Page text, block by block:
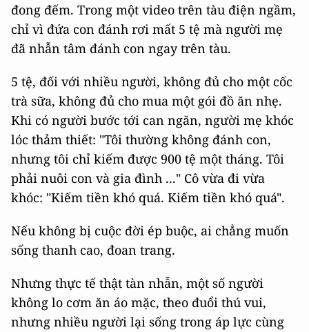
đong đếm. Trong một video trên tàu điện ngầm,
chỉ vì đứa con đánh rơi mất 5 tệ mà người mẹ
đã nhẫn tâm đánh con ngay trên tàu.
5 tệ, đối với nhiều người, không đủ cho một cốc
trà sữa, không đủ cho mua một gói đồ ăn nhẹ.
Khi có người bước tới can ngăn, người mẹ khóc
lóc thảm thiết: "Tôi thường không đánh con,
nhưng tôi chỉ kiếm được 900 tệ một tháng. Tôi
phải nuôi con và gia đình ..." Cô vừa đi vừa
khóc: "Kiếm tiền khó quá. Kiếm tiền khó quá".
Nếu không bị cuộc đời ép buộc, ai chẳng muốn
sống thanh cao, đoan trang.
Nhưng thực tế thật tàn nhẫn, một số người
không lo cơm ăn áo mặc, theo đuổi thú vui,
nhưng nhiều người lại sống trong áp lực cùng